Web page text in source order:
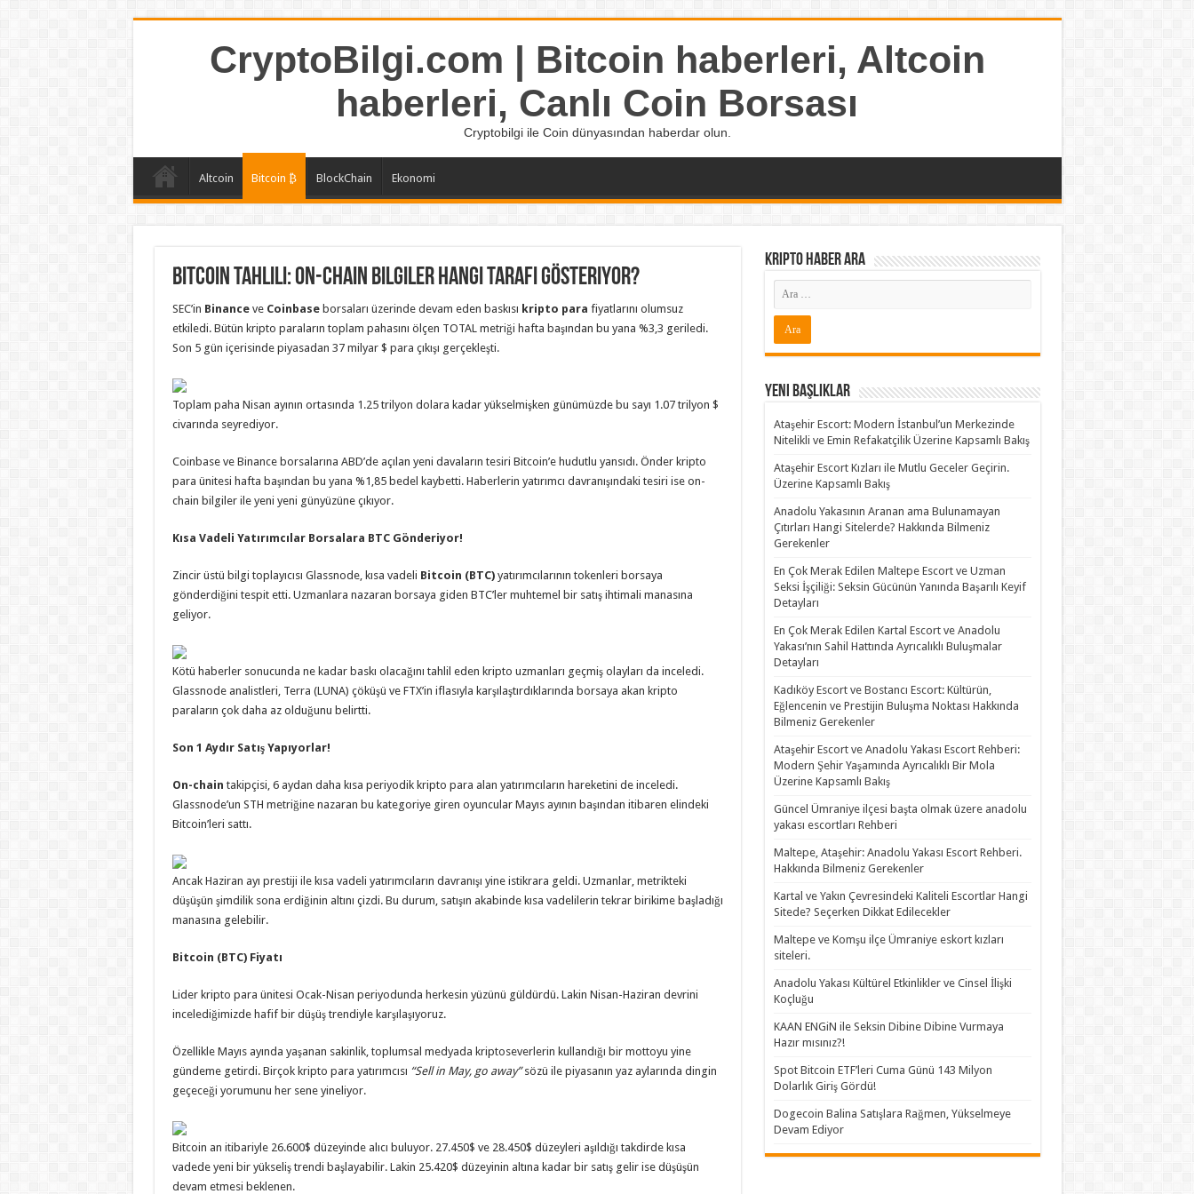
CryptoBilgi.com | Bitcoin haberleri, Altcoin
haberleri, Canlı Coin Borsası
Cryptobilgi ile Coin dünyasından haberdar olun.
Altcoin Bitcoin ₿ BlockChain Ekonomi
Bitcoin Tahlili: On-Chain Bilgiler Hangi Tarafı Gösteriyor?
SEC’in Binance ve Coinbase borsaları üzerinde devam eden baskısı kripto para fiyatlarını olumsuz
etkiledi. Bütün kripto paraların toplam pahasını ölçen TOTAL metriği hafta başından bu yana %3,3 geriledi.
Son 5 gün içerisinde piyasadan 37 milyar $ para çıkışı gerçekleşti.
Toplam paha Nisan ayının ortasında 1.25 trilyon dolara kadar yükselmişken günümüzde bu sayı 1.07 trilyon $
civarında seyrediyor.
Coinbase ve Binance borsalarına ABD’de açılan yeni davaların tesiri Bitcoin’e hudutlu yansıdı. Önder kripto
para ünitesi hafta başından bu yana %1,85 bedel kaybetti. Haberlerin yatırımcı davranışındaki tesiri ise on-
chain bilgiler ile yeni yeni günyüzüne çıkıyor.
Kısa Vadeli Yatırımcılar Borsalara BTC Gönderiyor!
Zincir üstü bilgi toplayıcısı Glassnode, kısa vadeli Bitcoin (BTC) yatırımcılarının tokenleri borsaya
gönderdiğini tespit etti. Uzmanlara nazaran borsaya giden BTC’ler muhtemel bir satış ihtimali manasına
geliyor.
Kötü haberler sonucunda ne kadar baskı olacağını tahlil eden kripto uzmanları geçmiş olayları da inceledi.
Glassnode analistleri, Terra (LUNA) çöküşü ve FTX’in iflasıyla karşılaştırdıklarında borsaya akan kripto
paraların çok daha az olduğunu belirtti.
Son 1 Aydır Satış Yapıyorlar!
On-chain takipçisi, 6 aydan daha kısa periyodik kripto para alan yatırımcıların hareketini de inceledi.
Glassnode’un STH metriğine nazaran bu kategoriye giren oyuncular Mayıs ayının başından itibaren elindeki
Bitcoin’leri sattı.
Ancak Haziran ayı prestiji ile kısa vadeli yatırımcıların davranışı yine istikrara geldi. Uzmanlar, metrikteki
düşüşün şimdilik sona erdiğinin altını çizdi. Bu durum, satışın akabinde kısa vadelilerin tekrar birikime başladığı
manasına gelebilir.
Bitcoin (BTC) Fiyatı
Lider kripto para ünitesi Ocak-Nisan periyodunda herkesin yüzünü güldürdü. Lakin Nisan-Haziran devrini
incelediğimizde hafif bir düşüş trendiyle karşılaşıyoruz.
Özellikle Mayıs ayında yaşanan sakinlik, toplumsal medyada kriptoseverlerin kullandığı bir mottoyu yine
gündeme getirdi. Birçok kripto para yatırımcısı “Sell in May, go away”sözü ile piyasanın yaz aylarında dingin
geçeceği yorumunu her sene yineliyor.
Bitcoin an itibariyle 26.600$ düzeyinde alıcı buluyor. 27.450$ ve 28.450$ düzeyleri aşıldığı takdirde kısa
vadede yeni bir yükseliş trendi başlayabilir. Lakin 25.420$ düzeyinin altına kadar bir satış gelir ise düşüşün
devam etmesi beklenen.
Kripto Haber ARA
Yeni Başlıklar
Ataşehir Escort: Modern İstanbul’un Merkezinde
Nitelikli ve Emin Refakatçilik Üzerine Kapsamlı Bakış
Ataşehir Escort Kızları ile Mutlu Geceler Geçirin.
Üzerine Kapsamlı Bakış
Anadolu Yakasının Aranan ama Bulunamayan
Çıtırları Hangi Sitelerde? Hakkında Bilmeniz
Gerekenler
En Çok Merak Edilen Maltepe Escort ve Uzman
Seksi İşçiliği: Seksin Gücünün Yanında Başarılı Keyif
Detayları
En Çok Merak Edilen Kartal Escort ve Anadolu
Yakası’nın Sahil Hattında Ayrıcalıklı Buluşmalar
Detayları
Kadıköy Escort ve Bostancı Escort: Kültürün,
Eğlencenin ve Prestijin Buluşma Noktası Hakkında
Bilmeniz Gerekenler
Ataşehir Escort ve Anadolu Yakası Escort Rehberi:
Modern Şehir Yaşamında Ayrıcalıklı Bir Mola
Üzerine Kapsamlı Bakış
Güncel Ümraniye ilçesi başta olmak üzere anadolu
yakası escortları Rehberi
Maltepe, Ataşehir: Anadolu Yakası Escort Rehberi.
Hakkında Bilmeniz Gerekenler
Kartal ve Yakın Çevresindeki Kaliteli Escortlar Hangi
Sitede? Seçerken Dikkat Edilecekler
Maltepe ve Komşu ilçe Ümraniye eskort kızları
siteleri.
Anadolu Yakası Kültürel Etkinlikler ve Cinsel İlişki
Koçluğu
KAAN ENGiN ile Seksin Dibine Dibine Vurmaya
Hazır mısınız?!
Spot Bitcoin ETF’leri Cuma Günü 143 Milyon
Dolarlık Giriş Gördü!
Dogecoin Balina Satışlara Rağmen, Yükselmeye
Devam Ediyor